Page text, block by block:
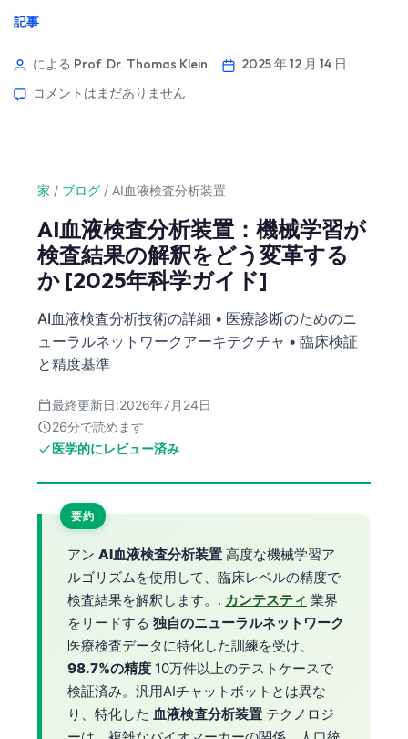
記事
による Prof. Dr. Thomas Klein
2025 年 12 月 14 日
コメントはまだありません
家 / ブログ / AI血液検査分析装置
AI血液検査分析装置：機械学習が
検査結果の解釈をどう変革する
か [2025年科学ガイド]
AI血液検査分析技術の詳細 • 医療診断のためのニ
ューラルネットワークアーキテクチャ • 臨床検証
と精度基準
最終更新日:2026年7月24日
26分で読めます
医学的にレビュー済み
要約
アン AI血液検査分析装置 高度な機械学習ア
ルゴリズムを使用して、臨床レベルの精度で
検査結果を解釈します。. カンテスティ 業界
をリードする 独自のニューラルネットワーク
医療検査データに特化した訓練を受け、
98.7%の精度 10万件以上のテストケースで
検証済み。汎用AIチャットボットとは異な
り、特化した 血液検査分析装置 テクノロジ